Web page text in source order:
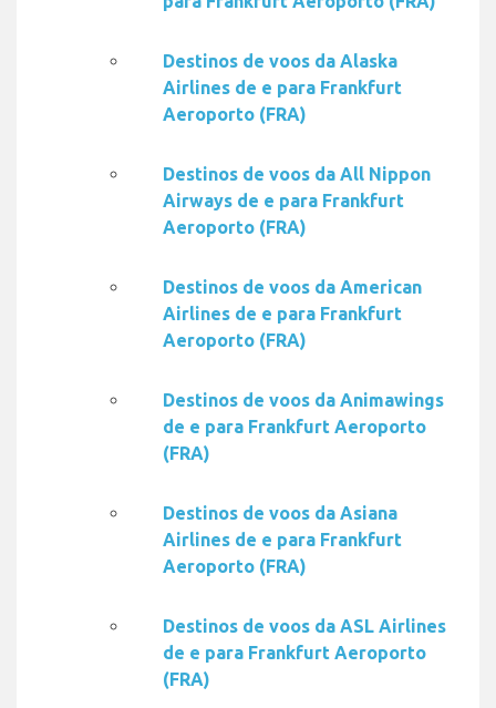
Destinos de voos da Alaska
Airlines de e para Frankfurt
Aeroporto (FRA)
Destinos de voos da All Nippon
Airways de e para Frankfurt
Aeroporto (FRA)
Destinos de voos da American
Airlines de e para Frankfurt
Aeroporto (FRA)
Destinos de voos da Animawings
de e para Frankfurt Aeroporto
(FRA)
Destinos de voos da Asiana
Airlines de e para Frankfurt
Aeroporto (FRA)
Destinos de voos da ASL Airlines
de e para Frankfurt Aeroporto
(FRA)